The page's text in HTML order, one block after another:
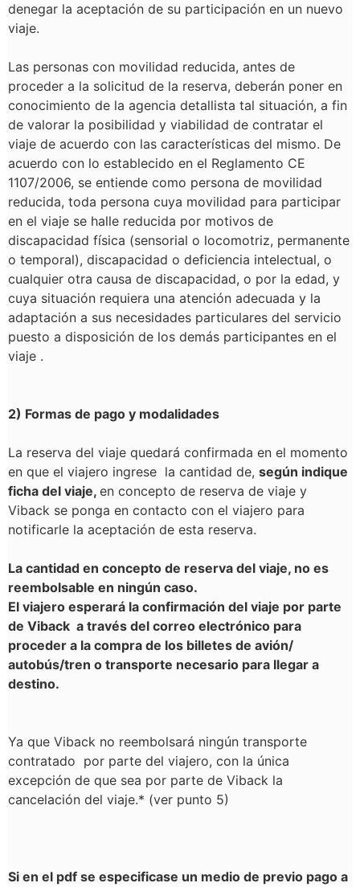
denegar la aceptación de su participación en un nuevo
viaje.
Las personas con movilidad reducida, antes de
proceder a la solicitud de la reserva, deberán poner en
conocimiento de la agencia detallista tal situación, a fin
de valorar la posibilidad y viabilidad de contratar el
viaje de acuerdo con las características del mismo. De
acuerdo con lo establecido en el Reglamento CE
1107/2006, se entiende como persona de movilidad
reducida, toda persona cuya movilidad para participar
en el viaje se halle reducida por motivos de
discapacidad física (sensorial o locomotriz, permanente
o temporal), discapacidad o deficiencia intelectual, o
cualquier otra causa de discapacidad, o por la edad, y
cuya situación requiera una atención adecuada y la
adaptación a sus necesidades particulares del servicio
puesto a disposición de los demás participantes en el
viaje .
2) Formas de pago y modalidades
La reserva del viaje quedará confirmada en el momento
en que el viajero ingrese la cantidad de, según indique
ficha del viaje, en concepto de reserva de viaje y
Viback se ponga en contacto con el viajero para
notificarle la aceptación de esta reserva.
La cantidad en concepto de reserva del viaje, no es
reembolsable en ningún caso.
El viajero esperará la confirmación del viaje por parte
de Viback a través del correo electrónico para
proceder a la compra de los billetes de avión/
autobús/tren o transporte necesario para llegar a
destino.
Ya que Viback no reembolsará ningún transporte
contratado por parte del viajero, con la única
excepción de que sea por parte de Viback la
cancelación del viaje.* (ver punto 5)
Si en el pdf se especificase un medio de previo pago a